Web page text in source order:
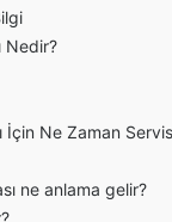
Nedir?
İçin Ne Zaman Servis
ne anlama gelir?